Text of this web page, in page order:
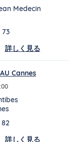
Medecin
Opens in New Tab
詳しく見る
Cannes
Opens in New Tab
詳しく見る